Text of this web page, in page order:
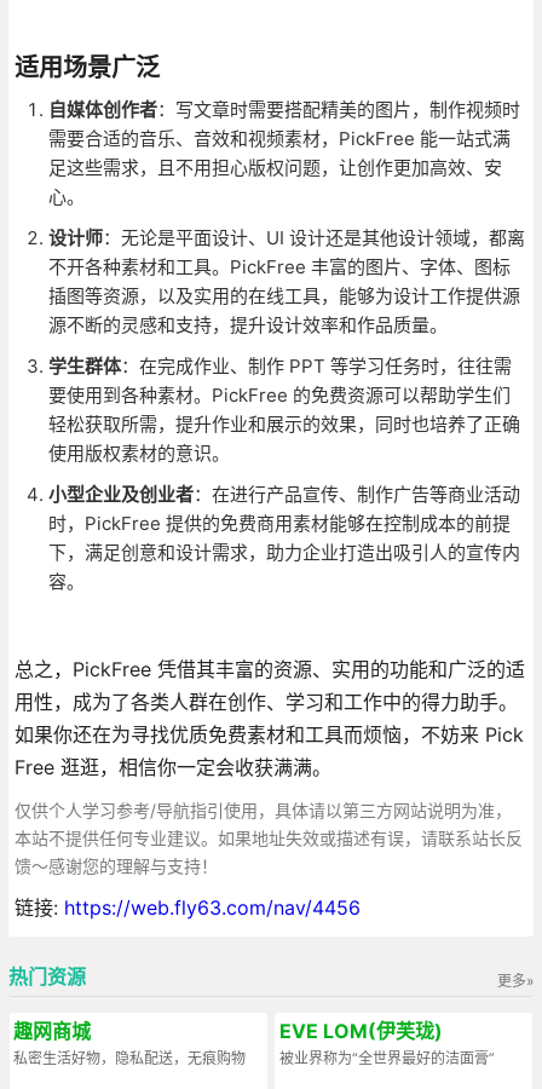
适用场景广泛
自媒体创作者：写文章时需要搭配精美的图片，制作视频时
需要合适的音乐、音效和视频素材，PickFree 能一站式满
足这些需求，且不用担心版权问题，让创作更加高效、安
心。
设计师：无论是平面设计、UI 设计还是其他设计领域，都离
不开各种素材和工具。PickFree 丰富的图片、字体、图标
插图等资源，以及实用的在线工具，能够为设计工作提供源
源不断的灵感和支持，提升设计效率和作品质量。
学生群体：在完成作业、制作 PPT 等学习任务时，往往需
要使用到各种素材。PickFree 的免费资源可以帮助学生们
轻松获取所需，提升作业和展示的效果，同时也培养了正确
使用版权素材的意识。
小型企业及创业者：在进行产品宣传、制作广告等商业活动
时，PickFree 提供的免费商用素材能够在控制成本的前提
下，满足创意和设计需求，助力企业打造出吸引人的宣传内
容。
总之，PickFree 凭借其丰富的资源、实用的功能和广泛的适
用性，成为了各类人群在创作、学习和工作中的得力助手。
如果你还在为寻找优质免费素材和工具而烦恼，不妨来 Pick
Free 逛逛，相信你一定会收获满满。
仅供个人学习参考/导航指引使用，具体请以第三方网站说明为准，
本站不提供任何专业建议。如果地址失效或描述有误，请联系站长反
馈～感谢您的理解与支持！
链接: https://web.fly63.com/nav/4456
更多»
热门资源
趣网商城
私密生活好物，隐私配送，无痕购物
EVE LOM(伊芙珑)
被业界称为“全世界最好的洁面膏”